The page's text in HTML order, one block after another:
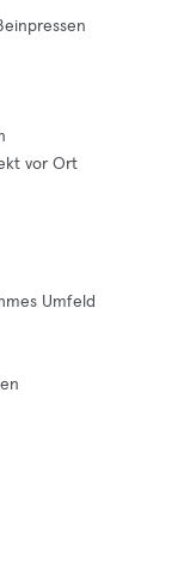
vor Ort
Umfeld